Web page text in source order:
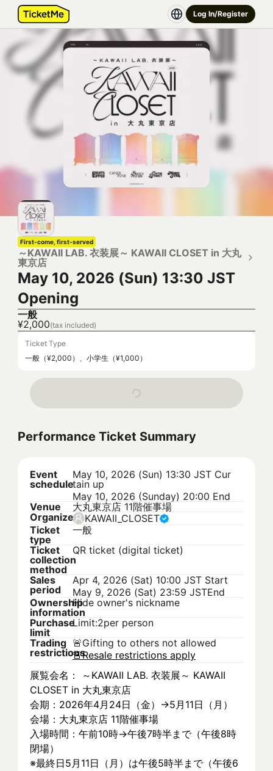
Log In/Register
First-come, first-served
～KAWAII LAB. 衣装展～ KAWAII CLOSET in 大丸
東京店
May 10, 2026 (Sun) 13:30 JST
Opening
一般
¥2,000(tax included)
Ticket Type
一般（¥2,000）、小学生（¥1,000）
Performance Ticket Summary
Event
schedule
May 10, 2026 (Sun) 13:30 JST Cur
tain up
May 10, 2026 (Sunday) 20:00 End
Venue
大丸東京店 11階催事場
Organizer KAWAII_CLOSET
Ticket
type
一般
Ticket
collection
method
QR ticket (digital ticket)
Sales
period
Apr 4, 2026 (Sat) 10:00 JST Start
May 9, 2026 (Sat) 23:59 JSTEnd
Ownership
information
Hide owner's nickname
Purchase
limit
Limit:2per person
Trading
restrictions
🚨Gifting to others not allowed
🚨Resale restrictions apply
展覧会名： ～KAWAII LAB. 衣装展～ KAWAII
CLOSET in 大丸東京店
会期：2026年4月24日（金）→5月11日（月）
会場：大丸東京店 11階催事場
入場時間：午前10時→午後7時半まで（午後8時
閉場）
※最終日5月11日（月）は午後5時半まで（午後6